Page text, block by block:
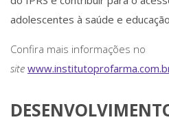
adolescentes à saúde e
Confira mais informações no
site